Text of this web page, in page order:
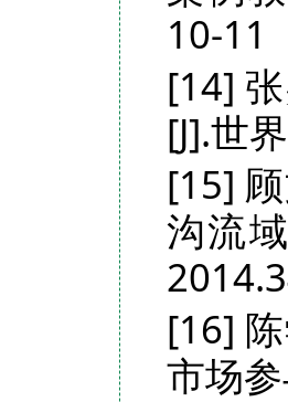
10-
[14]
[J].世
[15]
沟流
[16]
市场